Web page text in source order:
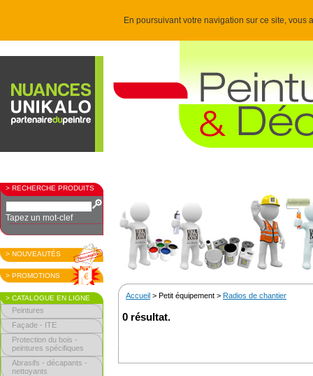
En poursuivant votre navigation sur ce site,
> RECHERCHE PRODUITS
Tapez un mot-clef
> NOUVEAUTÉS
> PROMOTIONS
> CATALOGUE EN LIGNE
Peintures
Façade - ITE
Protection du bois -
peintures spécifiques
Abrasifs - décapants -
nettoyants
Accueil > Petit équipement > Radios de chantier
0 résultat.